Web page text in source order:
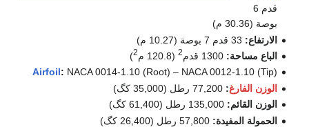
قدم 6
بوصة (30.36 م)
الارتفاع:
الباع مساحة: 1300 قدم 2 (120.8 م 2
)
Airfoil: NACA 0014-1.10 (Root) – NACA 0012-1.10 (Tip)
الوزن الفارغ: 77,200 رطل (35,000 كگ)
الوزن القائم: 135,000 رطل (61,400 كگ)
الحمولة المفيدة: 57,800 رطل (26,400 كگ)